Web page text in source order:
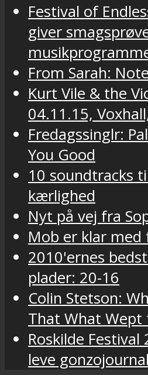
Festival of
giver
From Sarah:
Kurt Vile & the
04.11.15,
Fredagssinglr:
You Good
10 soundtracks
kærlighed
Nyt på vej fra
Mob er klar med
2010'ernes
plader: 20-16
Colin Stetson:
That What Wept
Roskilde
leve